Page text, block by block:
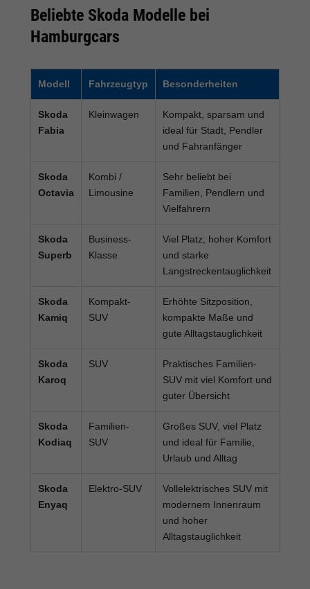
Beliebte Skoda Modelle bei
Hamburgcars
Modell Fahrzeugtyp Besonderheiten
Skoda
Fabia
Kleinwagen
Kompakt, sparsam und
ideal für Stadt, Pendler
und Fahranfänger
Skoda
Octavia
Kombi /
Limousine
Sehr beliebt bei
Familien, Pendlern und
Vielfahrern
Skoda
Superb
Business-
Klasse
Viel Platz, hoher Komfort
und starke
Langstreckentauglichkeit
Skoda
Kamiq
Kompakt-
SUV
Erhöhte Sitzposition,
kompakte Maße und
gute Alltagstauglichkeit
Skoda
Karoq
SUV
Praktisches Familien-
SUV mit viel Komfort und
guter Übersicht
Skoda
Kodiaq
Familien-
SUV
Großes SUV, viel Platz
und ideal für Familie,
Urlaub und Alltag
Skoda
Enyaq
Elektro-SUV
Vollelektrisches SUV mit
modernem Innenraum
und hoher
Alltagstauglichkeit